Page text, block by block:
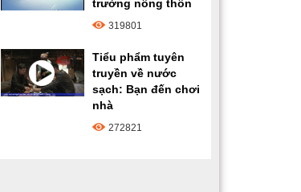
trường nông thôn
319801
Tiểu phẩm tuyên
truyền về nước
sạch: Bạn đến chơi
nhà
272821